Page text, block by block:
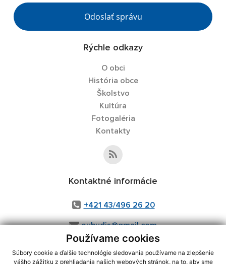
Používame cookies
Súbory cookie a ďalšie technológie sledovania používame na zlepšenie
vášho zážitku z prehliadania našich webových stránok, na to, aby sme
Odoslať správu
Rýchle odkazy
O obci
História obce
Školstvo
Kultúra
Fotogaléria
Kontakty
Kontaktné informácie
+421 43/496 26 20
oubudis@gmail.com